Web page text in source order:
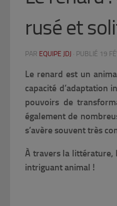
rusé et
PAR EQUIPE JDJ · PUBLIÉ 19
Le renard est un
capacité d’adaptation
pouvoirs de
également de
s’avère souvent très
À travers la littérature,
intriguant animal !